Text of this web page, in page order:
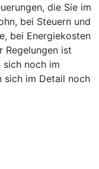
die Sie im
bei Steuern und
bei Energiekosten
Regelungen ist
sich noch im
sich im Detail noch